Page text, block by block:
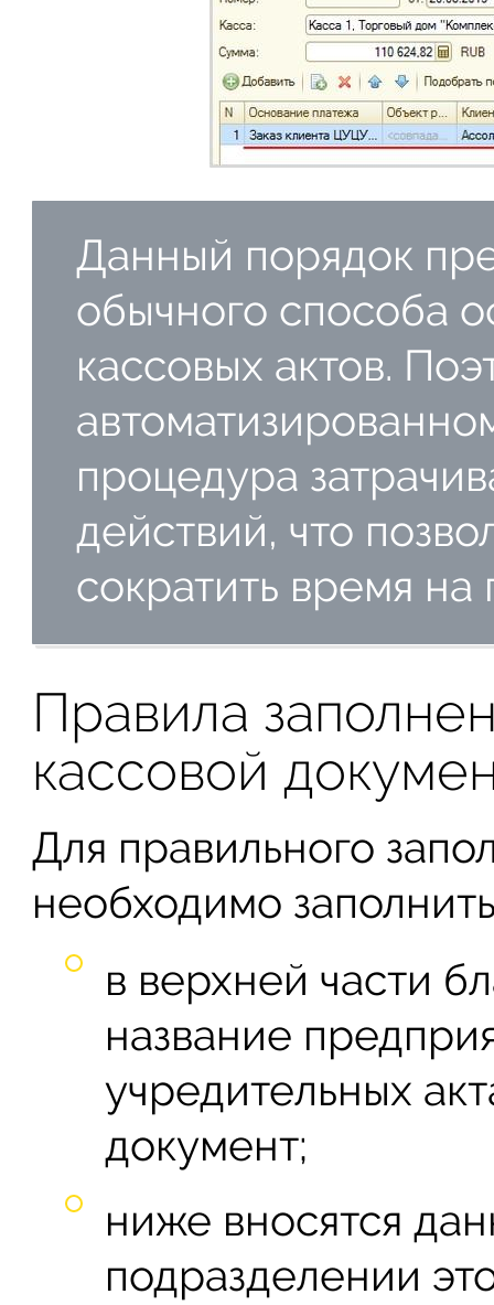
Данный порядок
обычного способа
кассовых актов.
процедура
действий, что
сократить время
Правила
кассовой
Для правильного
необходимо
в верхней части
название
учредительных
документ;
ниже вносятся
подразделении